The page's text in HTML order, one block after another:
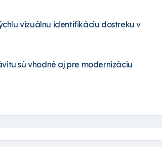
vizuálnu identifikáciu dostreku v
sú vhodné aj pre modernizáciu